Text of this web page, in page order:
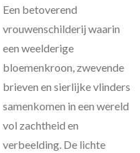
Een betoverend
vrouwenschilderij waarin
een weelderige
bloemenkroon, zwevende
brieven en sierlijke vlinders
samenkomen in een wereld
vol zachtheid en
verbeelding. De lichte